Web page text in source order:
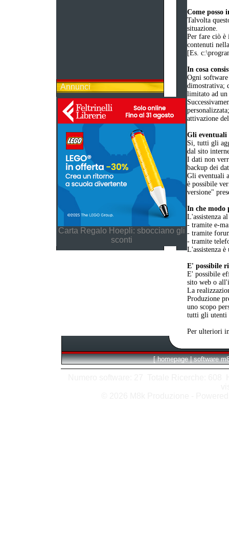
Annunci
Carta Regalo Hoepli: sbocciano gli
sconti
Come posso
Talvolta
situazione.
Per fare ciò è
contenuti
[Es.
In cosa
Ogni
dimostrativa;
limitato ad un
attivazione
Gli eventuali
Si, tutti gli
dal sito
I dati non
backup dei
Gli eventuali
è possibile
versione"
In che modo
L'assistenza
- tramite e-
- tramite
- tramite
L'assistenza
E' possibile
E' possibile
sito web o
La
Produzione
uno scopo
tutti gli utenti
Per ulteriori
[ homepage | software